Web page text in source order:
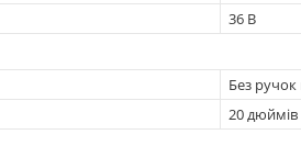
36 В
Без
20 дюймів